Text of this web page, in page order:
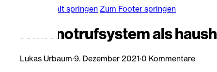
Zum Hauptinhalt springen Zum Footer springen
Hausnotrufsystem als
Lukas Urbaum·9. Dezember 2021·0 Kommentare